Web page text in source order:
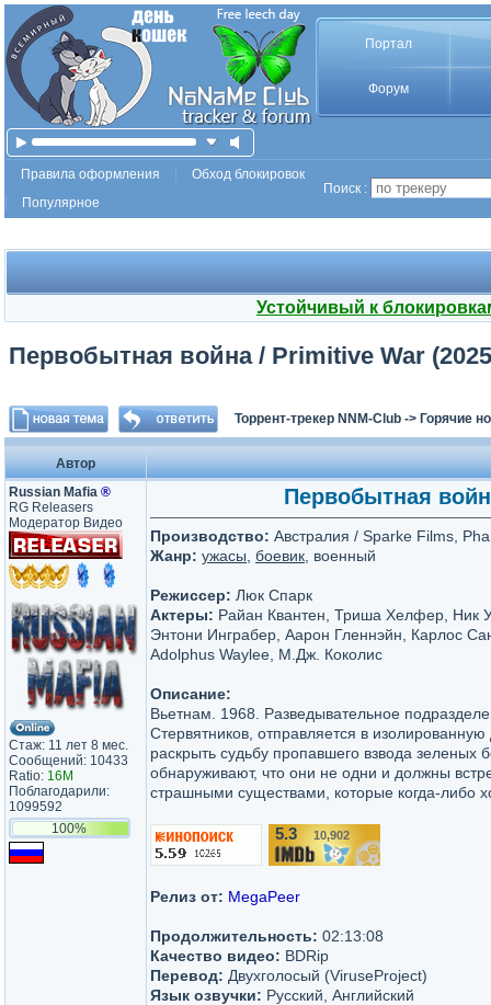
Портал
Форум
Правила оформления
Обход блокировок
Популярное
Поиск :
Устойчивый к
Первобытная война / Primitive War
Торрент-трекер NNM-Club -> Горячие
Автор
Russian Mafia ®
RG Releasers
Модератор Видео
Стаж: 11 лет 8 мес.
Сообщений: 10433
Ratio: 16M
Поблагодарили:
1099592
100%
Первобытная
Производство: Австралия / Sparke Films,
Жанр: ужасы боевик , военный
Режиссер: Люк Спарк
Актеры: Райан Квантен, Триша Хелфер, Ник
Энтони Инграбер, Аарон Гленнэйн, Карлос
Adolphus Waylee, М.Дж. Коколис
Описание:
Вьетнам. 1968. Разведывательное
Стервятников, отправляется в
раскрыть судьбу пропавшего взвода зеленых
обнаруживают, что они не одни и должны
страшными существами, которые когда-либо
5.3 10,902
Релиз от: MegaPeer
Продолжительность: 02:13:08
Качество видео: BDRip
Перевод: Двухголосый (ViruseProject)
Язык озвучки: Русский, Английский